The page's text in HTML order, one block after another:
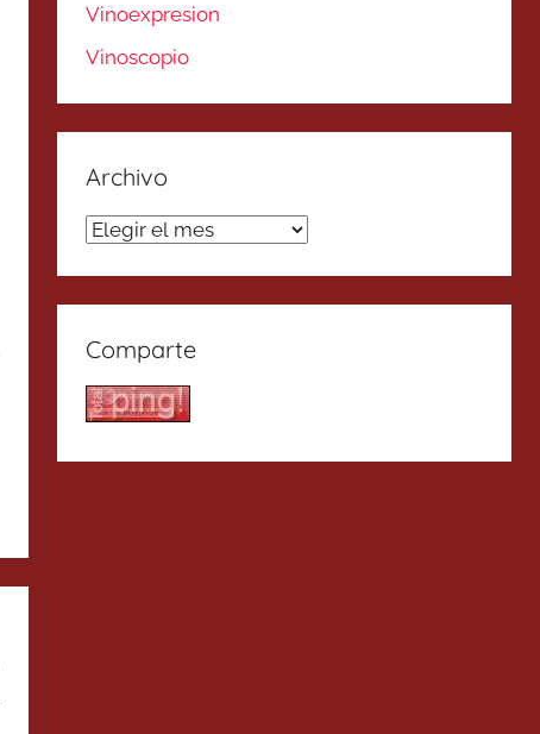
Vinoexpresion
Vinoscopio
Archivo
Archivo
Comparte